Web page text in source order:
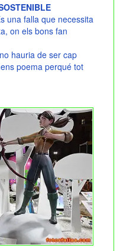
una falla que necessita
on els bons fan
hauria de ser cap
poema perqué tot